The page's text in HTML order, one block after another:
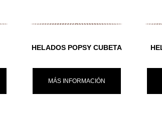
HELADOS POPSY CUBETA
MÁS INFORMACIÓN